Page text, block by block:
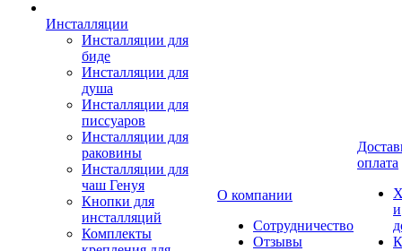
Инсталляции
Инсталляции для
биде
Инсталляции для
душа
Инсталляции для
писсуаров
Инсталляции для
раковины
Инсталляции для
чаш Генуя
Кнопки для
инсталляций
Комплекты
О компании
Сотрудничество
Отзывы
оплата
и